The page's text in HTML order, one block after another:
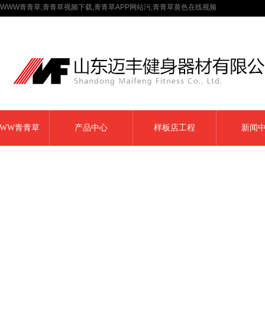
WWW青青草,青青草视频下载,青青草APP网站污,青青草黄色在线视频
青青草 产品中心 样板店工程 新闻